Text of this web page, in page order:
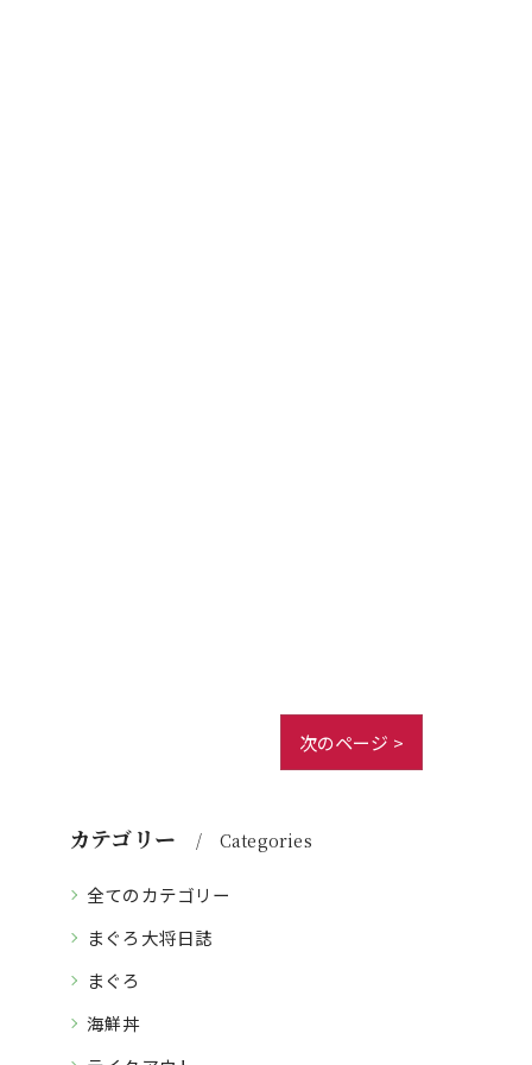
次のページ >
カテゴリー Categories
全てのカテゴリー
まぐろ大将日誌
まぐろ
海鮮丼